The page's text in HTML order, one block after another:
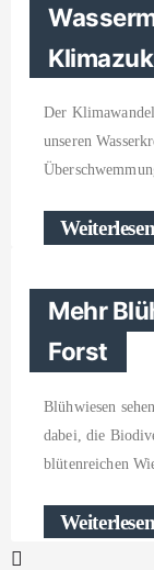
Der
unseren
Weiterlesen
Mehr
Forst
Blühwiesen
dabei, die
blütenreichen
Weiterlesen